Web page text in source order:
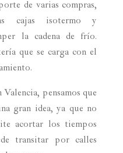
de varias compras,
cajas isotermo y
la cadena de frío.
que se carga con el
pensamos que
gran idea, ya que no
acortar los tiempos
transitar por calles